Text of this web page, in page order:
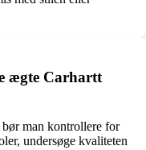
ægte Carhartt
man kontrollere for
undersøge kvaliteten